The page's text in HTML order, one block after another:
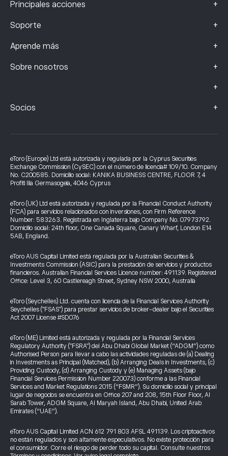
Principales acciones +
Soporte +
Aprende más +
Sobre nosotros +
+
Socios +
eToro (Europe) Ltd está autorizada y regulada por la Cyprus Securities
Exchange Commission (CySEC) con el número de licencia# 109/10. Company
No. C200585. Domicilio social: KANIKA BUSINESS CENTRE, FLOOR 7, 4
Profiti Ilia Germasogeia, 4046 Cyprus
eToro (UK) Ltd está autorizada y regulada por la Financial Conduct Authority
(FCA) para servicios relacionados con inversiones, con Firm Reference
Number: 583263. Registrada en Inglaterra bajo Company No. 07973792.
Domicilio social: 24th floor, One Canada Square, Canary Wharf, London E14
5AB, England.
eToro AUS Capital Limited está regulada por la Australian Securities &
Investments Commission (ASIC) para la prestación de servicios y productos
financieros. Australian Financial Services Licence number: 491139. Registered
Office: Level 3, 60 Castlereagh Street, Sydney NSW 2000, Australia
eToro (Seychelles) Ltd. cuenta con licencia de la Financial Services Authority
Seychelles ("FSAS") para prestar servicios de broker-dealer bajo el Securities
Act 2007 License #SD076
eToro (ME) Limited está autorizada y regulada por la Financial Services
Regulatory Authority ("FSRA") del Abu Dhabi Global Market (“ADGM”) como
Authorised Person para llevar a cabo las actividades reguladas de (a) Dealing
in Investments as Principal (Matched), (b) Arranging Deals in Investments, (c)
Providing Custody, (d) Arranging Custody y (e) Managing Assets (bajo
Financial Services Permission Number 220073) conforme a las Financial
Services and Market Regulations 2015 (“FSMR”). Su domicilio social y principal
lugar de negocios se encuentra en Office 207 and 208, 15th Floor Floor, Al
Sarab Tower, ADGM Square, Al Maryah Island, Abu Dhabi, United Arab
Emirates (“UAE”).
eToro AUS Capital Limited ACN 612 791 803 AFSL 491139. Los criptoactivos
no están regulados y son altamente especulativos. No existe protección para
el consumidor. Corre el riesgo de perder todo su capital. Consulte nuestros